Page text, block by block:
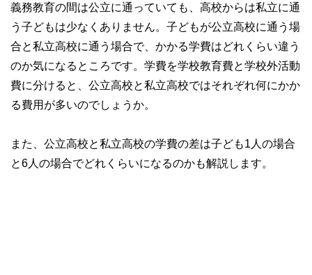
義務教育の間は公立に通っていても、高校からは私立に通
う子どもは少なくありません。子どもが公立高校に通う場
合と私立高校に通う場合で、かかる学費はどれくらい違う
のか気になるところです。学費を学校教育費と学校外活動
費に分けると、公立高校と私立高校ではそれぞれ何にかか
る費用が多いのでしょうか。
また、公立高校と私立高校の学費の差は子ども1人の場合
と6人の場合でどれくらいになるのかも解説します。